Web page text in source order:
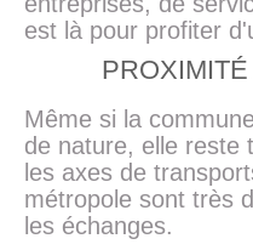
est là pour profiter
Même si la
de nature, elle reste
les axes de
métropole sont très
les échanges.